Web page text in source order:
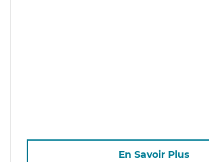
En Savoir Plus